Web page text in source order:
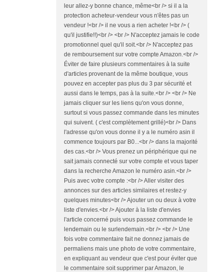
leur allez-y bonne chance, même<br /> si il a la
protection acheteur-vendeur vous n'êtes pas un
vendeur !<br /> il ne vous a rien acheter !<br /> (
qu'il justifie!!)<br /> <br /> N'acceptez jamais le code
promotionnel quel qu'il soit.<br /> N'acceptez pas
de remboursement sur votre compte Amazon.<br />
Éviter de faire plusieurs commentaires à la suite
d'articles provenant de la même boutique, vous
pouvez en accepter pas plus du 3 par sécurité et
aussi dans le temps, pas à la suite.<br /> <br /> Ne
jamais cliquer sur les liens qu'on vous donne,
surtout si vous passez commande dans les minutes
qui suivent. ( c'est complètement grillé)<br /> Dans
l'adresse qu'on vous donne il y a le numéro asin il
commence toujours par B0...<br /> dans la majorité
des cas.<br /> Vous prenez un périphérique qui ne
sait jamais connecté sur votre compte et vous taper
dans la recherche Amazon le numéro asin.<br />
Puis avec votre compte :<br /> Aller visiter des
annonces sur des articles similaires et restez-y
quelques minutes<br /> Ajouter un ou deux à votre
liste d'envies.<br /> Ajouter à la liste d'envies
l'article concerné puis vous passez commande le
lendemain ou le surlendemain.<br /> <br /> Une
fois votre commentaire fait ne donnez jamais de
permaliens mais une photo de votre commentaire,
en expliquant au vendeur que c'est pour éviter que
le commentaire soit supprimer par Amazon, le